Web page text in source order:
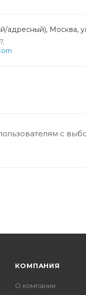
Москва,
с
КОМПАНИЯ
О компании